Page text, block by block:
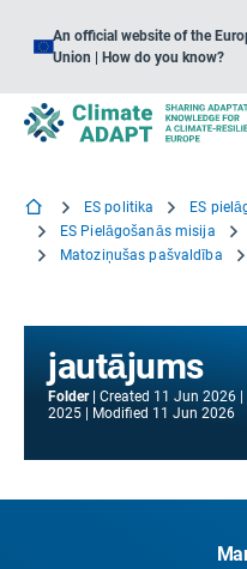
An official website of the
Union | How do you know?
ES politika
ES
ES Pielāgošanās misija
Matoziņušas pašvaldība
jautājums
Folder Created 11 Jun 2026
2025
Modified 11 Jun 2026